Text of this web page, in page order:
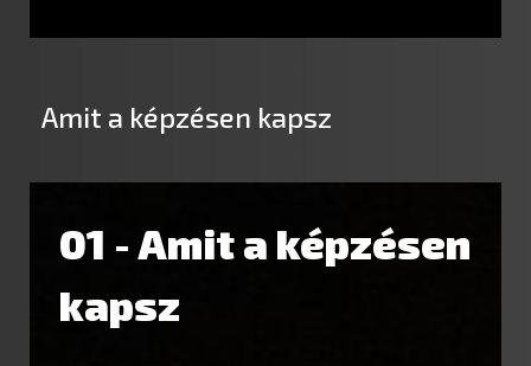
Amit a képzésen kapsz
01 - Amit a képzésen
kapsz